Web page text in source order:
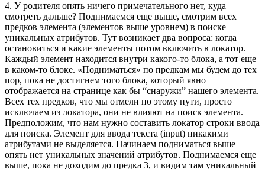
4. У родителя опять ничего примечательного нет, куда
смотреть дальше? Поднимаемся еще выше, смотрим всех
предков элемента (элементов выше уровнем) в поиске
уникальных атрибутов. Тут возникает два вопроса: когда
остановиться и какие элементы потом включить в локатор.
Каждый элемент находится внутри какого-то блока, а тот еще
в каком-то блоке. «Подниматься» по предкам мы будем до тех
пор, пока не достигнем того блока, который явно
отображается на странице как бы “снаружи” нашего элемента.
Всех тех предков, что мы отмели по этому пути, просто
исключаем из локатора, они не влияют на поиск элемента.
Предположим, что нам нужно составить локатор строки ввода
для поиска. Элемент для ввода текста (input) никакими
атрибутами не выделяется. Начинаем подниматься выше —
опять нет уникальных значений атрибутов. Поднимаемся еще
выше, пока не доходим до предка 3, и видим там уникальный